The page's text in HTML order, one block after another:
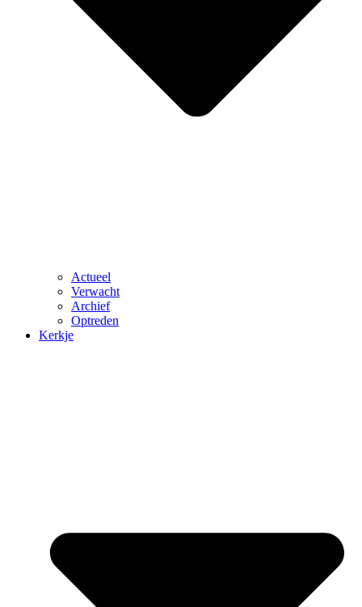
Actueel
Verwacht
Archief
Optreden
Kerkje